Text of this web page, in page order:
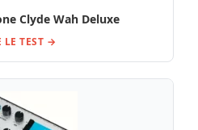
Clyde Wah Deluxe
LE TEST →